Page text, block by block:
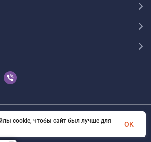
InSale. Все права защищены
cookie, чтобы сайт был лучше для
OK